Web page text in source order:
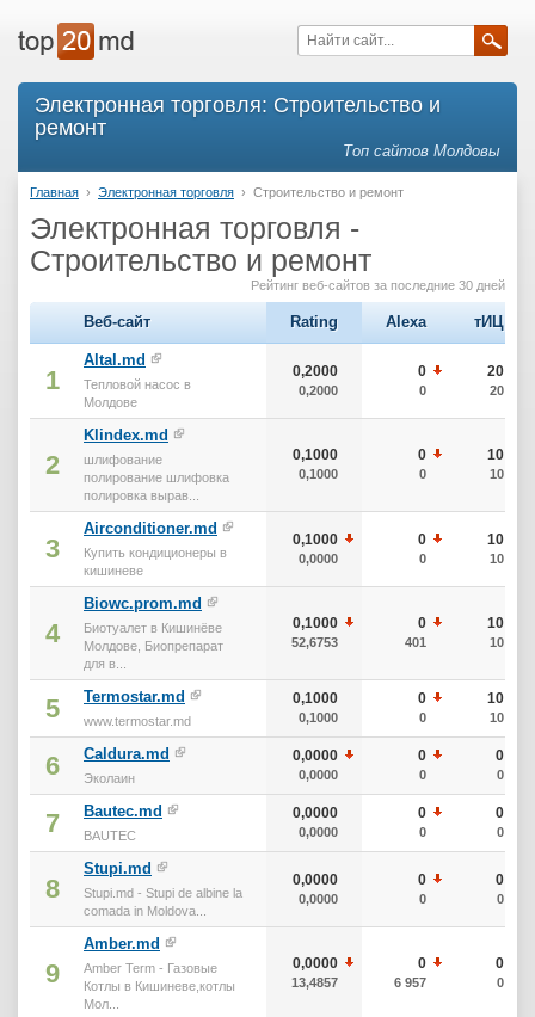
Электронная торговля: Строительство и
ремонт
Топ сайтов Молдовы
Главная › Электронная торговля › Строительство и ремонт
Электронная торговля -
Строительство и ремонт
Рейтинг веб-сайтов за последние 30 дней
Веб-сайт Rating Alexa тИЦ
1
Altal.md
Тепловой насос в
Молдове
0,2000
0,2000
0
0
20
20
2
Klindex.md
шлифование
полирование шлифовка
полировка вырав...
0,1000
0,1000
0
0
10
10
3
Airconditioner.md
Купить кондиционеры в
кишиневе
0,1000
0,0000
0
0
10
10
4
Biowc.prom.md
Биотуалет в Кишинёве
Молдове, Биопрепарат
для в...
0,1000
52,6753
0
401
10
10
5 Termostar.md
www.termostar.md
0,1000
0,1000
0
0
10
10
6 Caldura.md
Эколаин
0,0000
0,0000
0
0
0
0
7 Bautec.md
BAUTEC
0,0000
0,0000
0
0
0
0
8
Stupi.md
Stupi.md - Stupi de albine la
comada in Moldova...
0,0000
0,0000
0
0
0
0
9
Amber.md
Amber Term - Газовые
Котлы в Кишиневе,котлы
Мол...
0,0000
13,4857
0
6 957
0
0